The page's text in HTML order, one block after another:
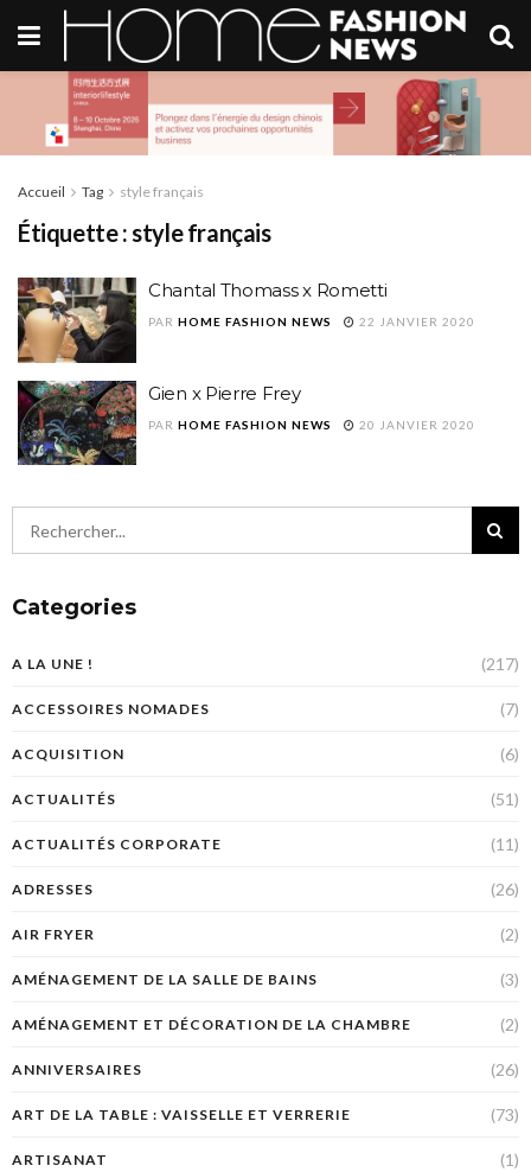
Accueil Tag style français
Étiquette :style français
Chantal Thomass x Rometti
PAR HOME FASHION NEWS 22 JANVIER 2020
Gien x Pierre Frey
PAR HOME FASHION NEWS 20 JANVIER 2020
Categories
A LA UNE ! (217)
ACCESSOIRES NOMADES (7)
ACQUISITION (6)
ACTUALITÉS (51)
ACTUALITÉS CORPORATE (11)
ADRESSES (26)
AIR FRYER (2)
AMÉNAGEMENT DE LA SALLE DE BAINS (3)
AMÉNAGEMENT ET DÉCORATION DE LA CHAMBRE (2)
ANNIVERSAIRES (26)
ART DE LA TABLE : VAISSELLE ET VERRERIE (73)
ARTISANAT (1)